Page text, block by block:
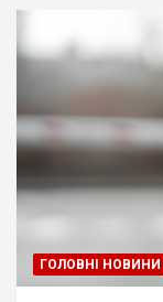
ГОЛОВНІ НОВИНИ